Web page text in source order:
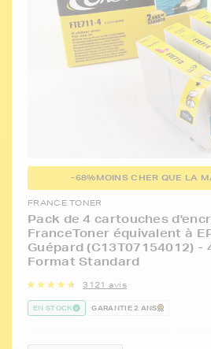
-68%MOINS CHER QUE LA
FRANCE TONER
Pack de 4 cartouches
FranceToner équivalent à
Guépard (C13T07154012) -
Format Standard
3121 avis
EN STOCK GARANTIE 2 ANS